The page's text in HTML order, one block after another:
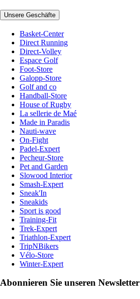
Unsere Geschäfte
Basket-Center
Direct Running
Direct-Volley
Espace Golf
Foot-Store
Galopp-Store
Golf and co
Handball-Store
House of Rugby
La sellerie de Maé
Made in Paradis
Nauti-wave
On-Fight
Padel-Expert
Pecheur-Store
Pet and Garden
Slowood Interior
Smash-Expert
Sneak'In
Sneakids
Sport is good
Training-Fit
Trek-Expert
Triathlon-Expert
TripNBikers
Vélo-Store
Winter-Expert
Abonnieren Sie unseren Newsletter